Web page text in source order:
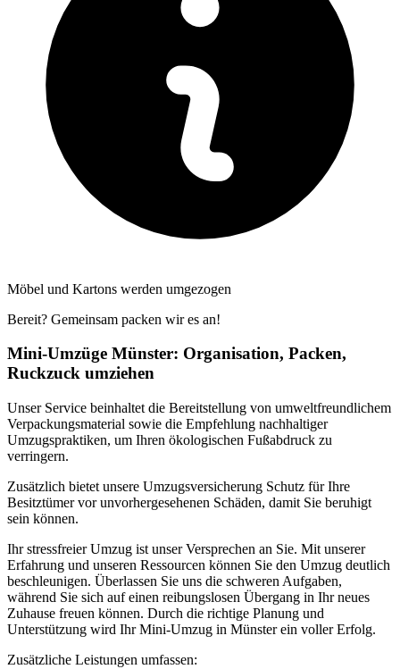
Möbel und Kartons werden umgezogen
Bereit? Gemeinsam packen wir es an!
Mini-Umzüge Münster: Organisation, Packen,
Ruckzuck umziehen
Unser Service beinhaltet die Bereitstellung von umweltfreundlichem
Verpackungsmaterial sowie die Empfehlung nachhaltiger
Umzugspraktiken, um Ihren ökologischen Fußabdruck zu
verringern.
Zusätzlich bietet unsere Umzugsversicherung Schutz für Ihre
Besitztümer vor unvorhergesehenen Schäden, damit Sie beruhigt
sein können.
Ihr stressfreier Umzug ist unser Versprechen an Sie. Mit unserer
Erfahrung und unseren Ressourcen können Sie den Umzug deutlich
beschleunigen. Überlassen Sie uns die schweren Aufgaben,
während Sie sich auf einen reibungslosen Übergang in Ihr neues
Zuhause freuen können. Durch die richtige Planung und
Unterstützung wird Ihr Mini-Umzug in Münster ein voller Erfolg.
Zusätzliche Leistungen umfassen: